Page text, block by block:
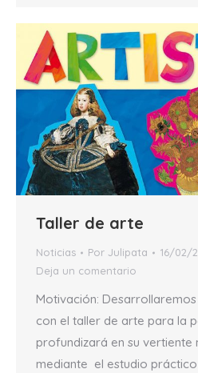
Taller de arte
Noticias Por Julipata
16/02/
Deja un comentario
Motivación:
con el taller de arte para la
profundizará en su vertiente
mediante el estudio